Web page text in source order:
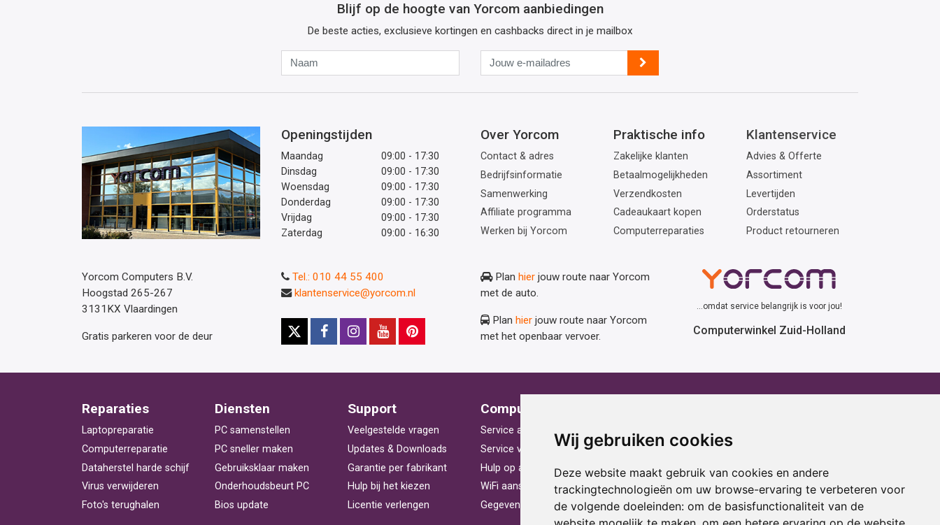
Wij gebruiken cookies
Deze website maakt gebruik van cookies en andere
trackingtechnologieën om uw browse-ervaring te verbeteren voor
de volgende doeleinden: om de basisfunctionaliteit van de
Blijf op de hoogte van Yorcom aanbiedingen
De beste acties, exclusieve kortingen en cashbacks direct in je mailbox
Jouw
e-
mailadres
Openingstijden
Maandag
09:00 - 17:30
Dinsdag
09:00 - 17:30
Woensdag
09:00 - 17:30
Donderdag
09:00 - 17:30
Vrijdag
09:00 - 17:30
Zaterdag
09:00 - 16:30
Over Yorcom
Contact & adres
Bedrijfsinformatie
Samenwerking
Affiliate programma
Werken bij Yorcom
Praktische info
Zakelijke klanten
Betaalmogelijkheden
Verzendkosten
Cadeaukaart kopen
Computerreparaties
Klantenservice
Advies & Offerte
Assortiment
Levertijden
Orderstatus
Product retourneren
Yorcom Computers B.V.
Hoogstad 265-267
3131KX Vlaardingen
Gratis parkeren voor de deur
Plan hier jouw route naar Yorcom
met de auto.
Plan hier jouw route naar Yorcom
met het openbaar vervoer.
Tel.: 010 44 55 400
klantenservice@yorcom.nl
...omdat service belangrijk is voor jou!
Computerwinkel Zuid-Holland
Reparaties
Laptopreparatie
Computerreparatie
Dataherstel harde schijf
Virus verwijderen
Foto's terughalen
Diensten
PC samenstellen
PC sneller maken
Gebruiksklaar maken
Onderhoudsbeurt PC
Bios update
Support
Veelgestelde vragen
Updates & Downloads
Garantie per fabrikant
Hulp bij het kiezen
Licentie verlengen
Computerhulp
Service aan huis
Service voor bedrijven
Hulp op afstand
WiFi aansluiten
Gegevens herstellen
Statafel huren
Laptop huren
Beamer huren
Racestoel huren
Projectiescherm huren
Cadeau ideeën
Print service
Kortingscode